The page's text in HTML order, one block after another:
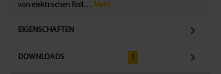
von elektrischen Roll… Mehr
EIGENSCHAFTEN
DOWNLOADS 1